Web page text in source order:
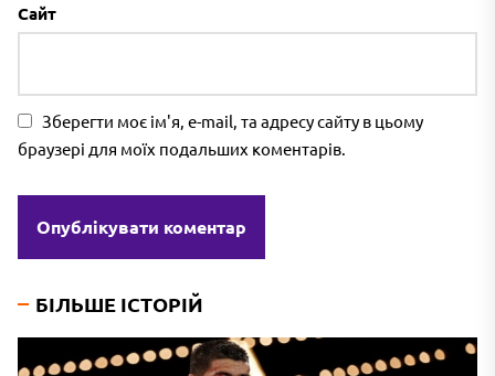
Сайт
Зберегти моє ім'я, e-mail, та адресу сайту в цьому
браузері для моїх подальших коментарів.
БІЛЬШЕ ІСТОРІЙ